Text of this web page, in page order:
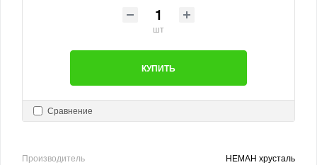
шт
КУПИТЬ
Сравнение
Производитель
НЕМАН хрусталь